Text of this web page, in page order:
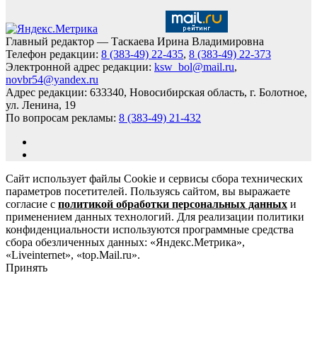
Главный редактор — Таскаева Ирина Владимировна
Телефон редакции: 8 (383-49) 22-435, 8 (383-49) 22-373
Электронной адрес редакции: ksw_bol@mail.ru,
novbr54@yandex.ru
Адрес редакции: 633340, Новосибирская область, г. Болотное,
ул. Ленина, 19
По вопросам рекламы: 8 (383-49) 21-432
Сайт использует файлы Cookie и сервисы сбора технических
параметров посетителей. Пользуясь сайтом, вы выражаете
согласие с политикой обработки персональных данных и
применением данных технологий. Для реализации политики
конфиденциальности используются программные средства
сбора обезличенных данных: «Яндекс.Метрика»,
«Liveinternet», «top.Mail.ru».
Принять